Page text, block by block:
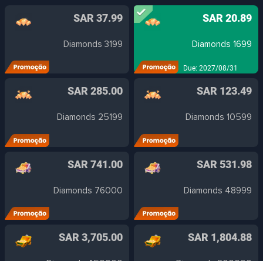
SAR 20.89
1699 Diamonds
Due: 2027/08/31
SAR 37.99
3199 Diamonds
SAR 123.49
10599 Diamonds
SAR 285.00
25199 Diamonds
SAR 531.98
48999 Diamonds
SAR 741.00
76000 Diamonds
SAR 1,804.88
SAR 3,705.00